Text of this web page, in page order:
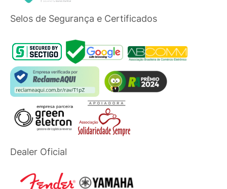
Selos de Segurança e Certificados
Dealer Oficial